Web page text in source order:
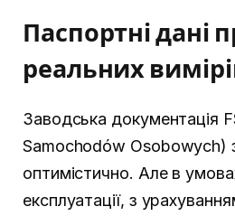
Паспортні дані
реальних
Заводська документація
Samochodów Osobowych)
оптимістично. Але в
експлуатації, з